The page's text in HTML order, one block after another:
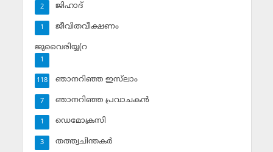
ജിഹാദ്‌
2
ജീവിതവീക്ഷണം
1
ജുവൈരിയ്യ(റ
1
ഞാനറിഞ്ഞ ഇസ്‌ലാം
118
ഞാനറിഞ്ഞ പ്രവാചകന്‍
7
ഡെമോക്രസി
1
തത്ത്വചിന്തകര്‍
3